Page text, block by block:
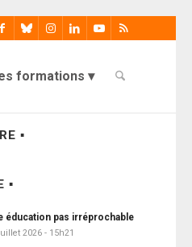
formations
▪
▪
éducation pas irréprochable
2026 - 15h21